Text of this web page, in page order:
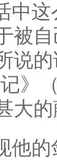
中
被
说
》
大
他